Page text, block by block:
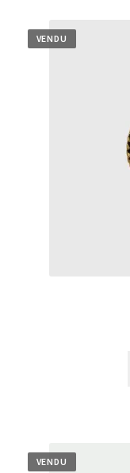
VENDU
VENDU